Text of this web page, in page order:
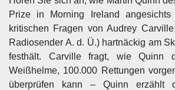
Prize in Morning Ireland angesichts
kritischen Fragen von Audrey
Radiosender A. d. Ü.) hartnäckig am
festhält. Carville fragt, wie Quinn
Weißhelme, 100.000 Rettungen
überprüfen kann – Quinn erzählt